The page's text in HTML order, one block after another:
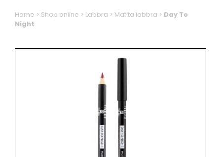
Home > Shop online > Labbra > Matita labbra > Day To
Night